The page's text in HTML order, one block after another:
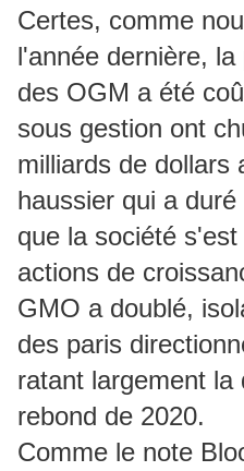
Certes, comme
l'année dernière,
des OGM a été
sous gestion ont
milliards de dollars
haussier qui a
que la société
actions de
GMO a doublé,
des paris
ratant largement la
rebond de 2020.
Comme le note